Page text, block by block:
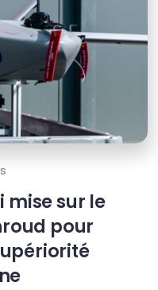
mise sur le
pour